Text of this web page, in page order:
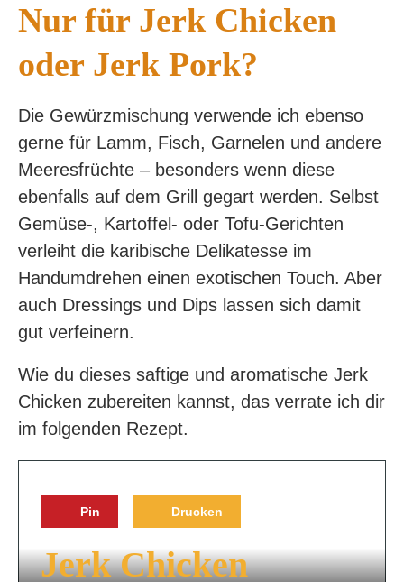
Nur für Jerk Chicken
oder Jerk Pork?
Die Gewürzmischung verwende ich ebenso
gerne für Lamm, Fisch, Garnelen und andere
Meeresfrüchte – besonders wenn diese
ebenfalls auf dem Grill gegart werden. Selbst
Gemüse-, Kartoffel- oder Tofu-Gerichten
verleiht die karibische Delikatesse im
Handumdrehen einen exotischen Touch. Aber
auch Dressings und Dips lassen sich damit
gut verfeinern.
Wie du dieses saftige und aromatische Jerk
Chicken zubereiten kannst, das verrate ich dir
im folgenden Rezept.
Pin Drucken
Jerk Chicken